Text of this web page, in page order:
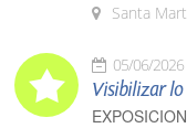
Santa
05/06/2026
Visibilizar lo